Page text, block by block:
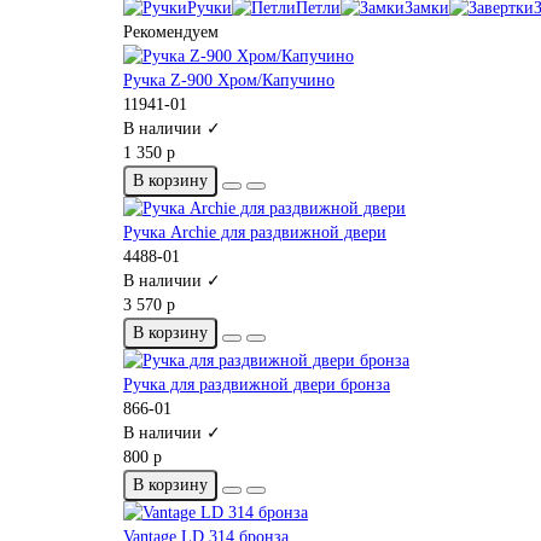
Ручки
Петли Замки
Рекомендуем
Ручка Z-900 Хром/Капучино
11941-01
В наличии ✓
1 350 р
В корзину
Ручка Archie для раздвижной двери
4488-01
В наличии ✓
3 570 р
В корзину
Ручка для раздвижной двери бронза
866-01
В наличии ✓
800 р
В корзину
Vantage LD 314 бронза